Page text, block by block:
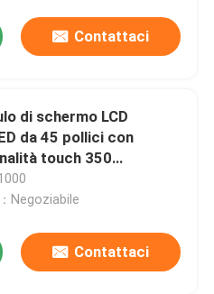
Contattaci
di schermo LCD
da 45 pollici con
touch 350
272x340 Risoluzione
24 pin
Negoziabile
Contattaci